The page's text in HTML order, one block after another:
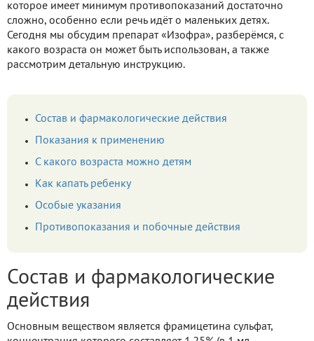
которое имеет минимум противопоказаний достаточно
сложно, особенно если речь идёт о маленьких детях.
Сегодня мы обсудим препарат «Изофра», разберёмся, с
какого возраста он может быть использован, а также
рассмотрим детальную инструкцию.
Состав и фармакологические действия
Показания к применению
С какого возраста можно детям
Как капать ребенку
Особые указания
Противопоказания и побочные действия
Состав и фармакологические
действия
Основным веществом является фрамицетина сульфат,